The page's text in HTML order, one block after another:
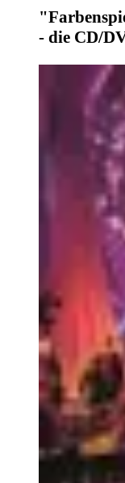
- die CD/